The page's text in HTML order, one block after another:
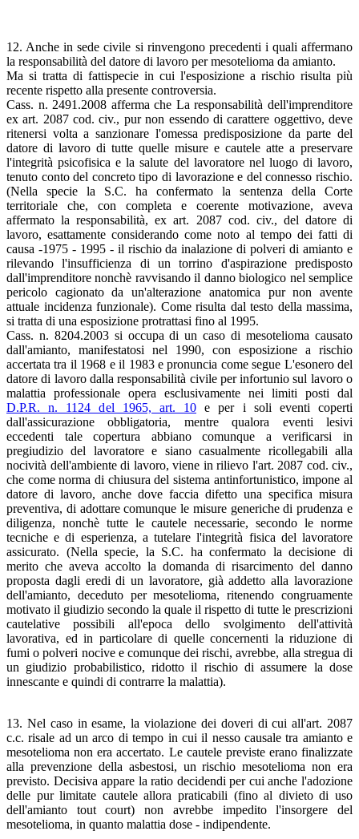
12. Anche in sede civile si rinvengono precedenti i quali affermano
la responsabilità del datore di lavoro per mesotelioma da amianto.
Ma si tratta di fattispecie in cui l'esposizione a rischio risulta più
recente rispetto alla presente controversia.
Cass. n. 2491.2008 afferma che La responsabilità dell'imprenditore
ex art. 2087 cod. civ., pur non essendo di carattere oggettivo, deve
ritenersi volta a sanzionare l'omessa predisposizione da parte del
datore di lavoro di tutte quelle misure e cautele atte a preservare
l'integrità psicofisica e la salute del lavoratore nel luogo di lavoro,
tenuto conto del concreto tipo di lavorazione e del connesso rischio.
(Nella specie la S.C. ha confermato la sentenza della Corte
territoriale che, con completa e coerente motivazione, aveva
affermato la responsabilità, ex art. 2087 cod. civ., del datore di
lavoro, esattamente considerando come noto al tempo dei fatti di
causa -1975 - 1995 - il rischio da inalazione di polveri di amianto e
rilevando l'insufficienza di un torrino d'aspirazione predisposto
dall'imprenditore nonchè ravvisando il danno biologico nel semplice
pericolo cagionato da un'alterazione anatomica pur non avente
attuale incidenza funzionale). Come risulta dal testo della massima,
si tratta di una esposizione protrattasi fino al 1995.
Cass. n. 8204.2003 si occupa di un caso di mesotelioma causato
dall'amianto, manifestatosi nel 1990, con esposizione a rischio
accertata tra il 1968 e il 1983 e pronuncia come segue L'esonero del
datore di lavoro dalla responsabilità civile per infortunio sul lavoro o
malattia professionale opera esclusivamente nei limiti posti dal
D.P.R. n. 1124 del 1965, art. 10 e per i soli eventi coperti
dall'assicurazione obbligatoria, mentre qualora eventi lesivi
eccedenti tale copertura abbiano comunque a verificarsi in
pregiudizio del lavoratore e siano casualmente ricollegabili alla
nocività dell'ambiente di lavoro, viene in rilievo l'art. 2087 cod. civ.,
che come norma di chiusura del sistema antinfortunistico, impone al
datore di lavoro, anche dove faccia difetto una specifica misura
preventiva, di adottare comunque le misure generiche di prudenza e
diligenza, nonchè tutte le cautele necessarie, secondo le norme
tecniche e di esperienza, a tutelare l'integrità fisica del lavoratore
assicurato. (Nella specie, la S.C. ha confermato la decisione di
merito che aveva accolto la domanda di risarcimento del danno
proposta dagli eredi di un lavoratore, già addetto alla lavorazione
dell'amianto, deceduto per mesotelioma, ritenendo congruamente
motivato il giudizio secondo la quale il rispetto di tutte le prescrizioni
cautelative possibili all'epoca dello svolgimento dell'attività
lavorativa, ed in particolare di quelle concernenti la riduzione di
fumi o polveri nocive e comunque dei rischi, avrebbe, alla stregua di
un giudizio probabilistico, ridotto il rischio di assumere la dose
innescante e quindi di contrarre la malattia).
13. Nel caso in esame, la violazione dei doveri di cui all'art. 2087
c.c. risale ad un arco di tempo in cui il nesso causale tra amianto e
mesotelioma non era accertato. Le cautele previste erano finalizzate
alla prevenzione della asbestosi, un rischio mesotelioma non era
previsto. Decisiva appare la ratio decidendi per cui anche l'adozione
delle pur limitate cautele allora praticabili (fino al divieto di uso
dell'amianto tout court) non avrebbe impedito l'insorgere del
mesotelioma, in quanto malattia dose - indipendente.